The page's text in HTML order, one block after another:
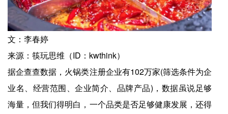
文：李春婷
来源：筷玩思维（ID：kwthink）
据企查查数据，火锅类注册企业有102万家(筛选条件为企
业名、经营范围、企业简介、品牌产品)，数据虽说足够
海量，但我们得明白，一个品类是否足够健康发展，还得